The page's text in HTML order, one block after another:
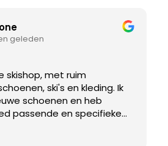
geleden
skishop, met ruim
ski's en kleding. Ik
passende en specifieke
Er werd uitgebreid de
de juiste schoen te vinden.